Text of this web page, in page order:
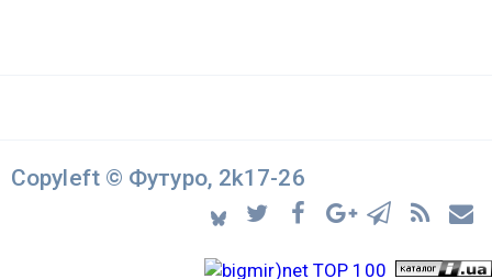
Copyleft © Футуро, 2k17-26